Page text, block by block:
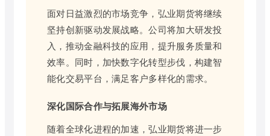
面对日益激烈的市场竞争，弘业期货将继续
坚持创新驱动发展战略。公司将加大研发投
入，推动金融科技的应用，提升服务质量和
效率。同时，加快数字化转型步伐，构建智
能化交易平台，满足客户多样化的需求。
深化国际合作与拓展海外市场
随着全球化进程的加速，弘业期货将进一步